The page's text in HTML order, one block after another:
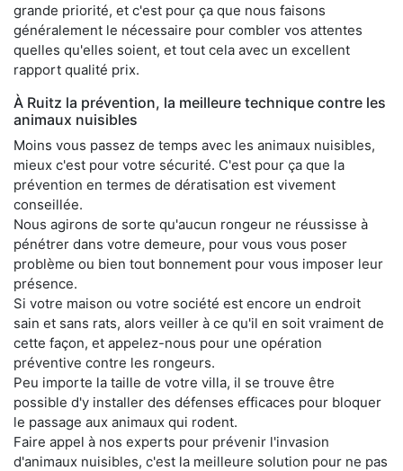
grande priorité, et c'est pour ça que nous faisons
généralement le nécessaire pour combler vos attentes
quelles qu'elles soient, et tout cela avec un excellent
rapport qualité prix.
À Ruitz la prévention, la meilleure technique contre les
animaux nuisibles
Moins vous passez de temps avec les animaux nuisibles,
mieux c'est pour votre sécurité. C'est pour ça que la
prévention en termes de dératisation est vivement
conseillée.
Nous agirons de sorte qu'aucun rongeur ne réussisse à
pénétrer dans votre demeure, pour vous vous poser
problème ou bien tout bonnement pour vous imposer leur
présence.
Si votre maison ou votre société est encore un endroit
sain et sans rats, alors veiller à ce qu'il en soit vraiment de
cette façon, et appelez-nous pour une opération
préventive contre les rongeurs.
Peu importe la taille de votre villa, il se trouve être
possible d'y installer des défenses efficaces pour bloquer
le passage aux animaux qui rodent.
Faire appel à nos experts pour prévenir l'invasion
d'animaux nuisibles, c'est la meilleure solution pour ne pas